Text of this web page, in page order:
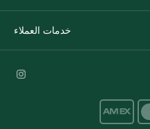
خدمات العملاء